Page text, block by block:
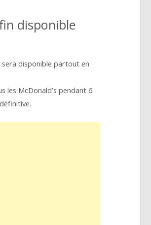
disponible
disponible partout en
les McDonald’s pendant 6